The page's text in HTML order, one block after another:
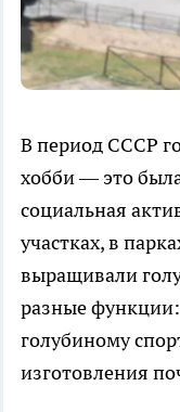
В период СССР
хобби — это
социальная
участках, в
выращивали
разные
голубиному
изготовления